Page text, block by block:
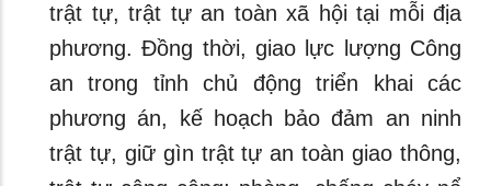
trật tự, trật tự an toàn xã hội tại mỗi địa
phương. Đồng thời, giao lực lượng Công
an trong tỉnh chủ động triển khai các
phương án, kế hoạch bảo đảm an ninh
trật tự, giữ gìn trật tự an toàn giao thông,